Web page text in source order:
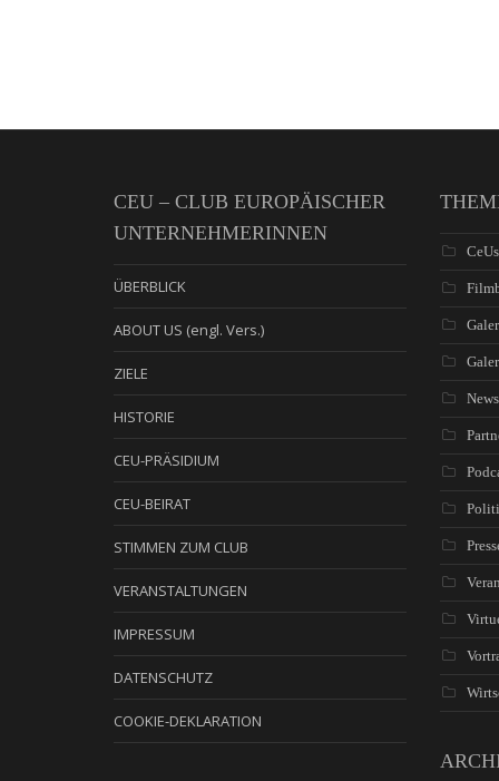
CEU – CLUB EUROPÄISCHER
UNTERNEHMERINNEN
ÜBERBLICK
ABOUT US (engl. Vers.)
ZIELE
HISTORIE
CEU-PRÄSIDIUM
CEU-BEIRAT
STIMMEN ZUM CLUB
VERANSTALTUNGEN
IMPRESSUM
DATENSCHUTZ
COOKIE-DEKLARATION
News